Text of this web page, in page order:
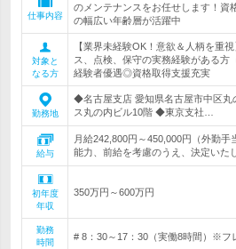
仕事内容
のメンテナンスをお任せします！
の幅広い年齢層が活躍中
対象と
なる方
【業界未経験OK！意欲＆人柄を重
ス、点検、保守の実務経験がある
経験者優遇◎資格取得支援充実
勤務地
◆名古屋支店 愛知県名古屋市中区丸
ス丸の内ビル10階 ◆東京支社…
給与
月給242,800円～450,000円（外勤手
能力、前給を考慮のうえ、決定いた
初年度
年収
350万円～600万円
勤務
時間
# 8：30～17：30（実働8時間）※フ